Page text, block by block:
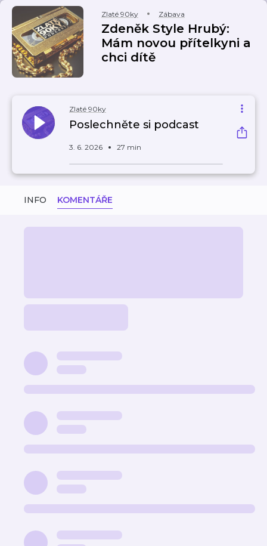
Zlaté 90ky Zábava
Zdeněk Style Hrubý:
Mám novou přítelkyni a
chci dítě
Zlaté 90ky
Poslechněte si podcast
3. 6. 2026 27 min
INFO KOMENTÁŘE